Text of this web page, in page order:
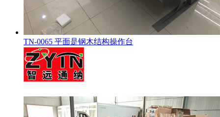
TN-0065 平面是钢木结构操作台